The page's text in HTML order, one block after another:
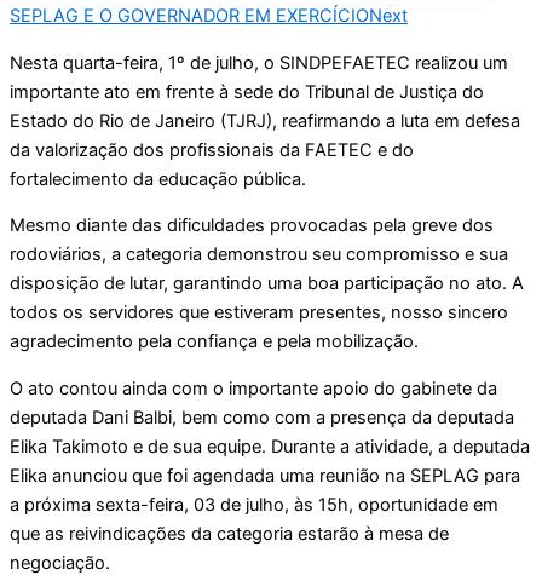
SEPLAG E O GOVERNADOR EM EXERCÍCIONext
Nesta quarta-feira, 1º de julho, o SINDPEFAETEC realizou um
importante ato em frente à sede do Tribunal de Justiça do
Estado do Rio de Janeiro (TJRJ), reafirmando a luta em defesa
da valorização dos profissionais da FAETEC e do
fortalecimento da educação pública.
Mesmo diante das dificuldades provocadas pela greve dos
rodoviários, a categoria demonstrou seu compromisso e sua
disposição de lutar, garantindo uma boa participação no ato. A
todos os servidores que estiveram presentes, nosso sincero
agradecimento pela confiança e pela mobilização.
O ato contou ainda com o importante apoio do gabinete da
deputada Dani Balbi, bem como com a presença da deputada
Elika Takimoto e de sua equipe. Durante a atividade, a deputada
Elika anunciou que foi agendada uma reunião na SEPLAG para
a próxima sexta-feira, 03 de julho, às 15h, oportunidade em
que as reivindicações da categoria estarão à mesa de
negociação.